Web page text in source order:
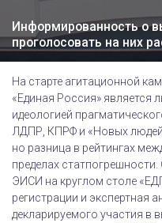
Информированность о
проголосовать на них
На старте агитационной
«Единая Россия» является
идеологией
ЛДПР, КПРФ и «Новых
но разница в рейтингах
пределах
ЭИСИ на круглом столе
регистрации и экспертная
декларируемого участия в